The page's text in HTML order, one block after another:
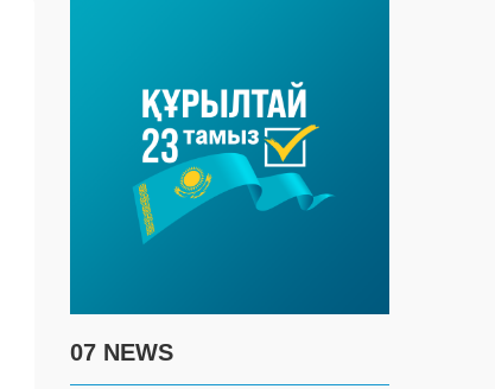
07 NEWS